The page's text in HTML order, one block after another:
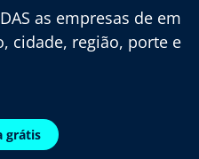
as empresas de em
cidade, região, porte e
grátis